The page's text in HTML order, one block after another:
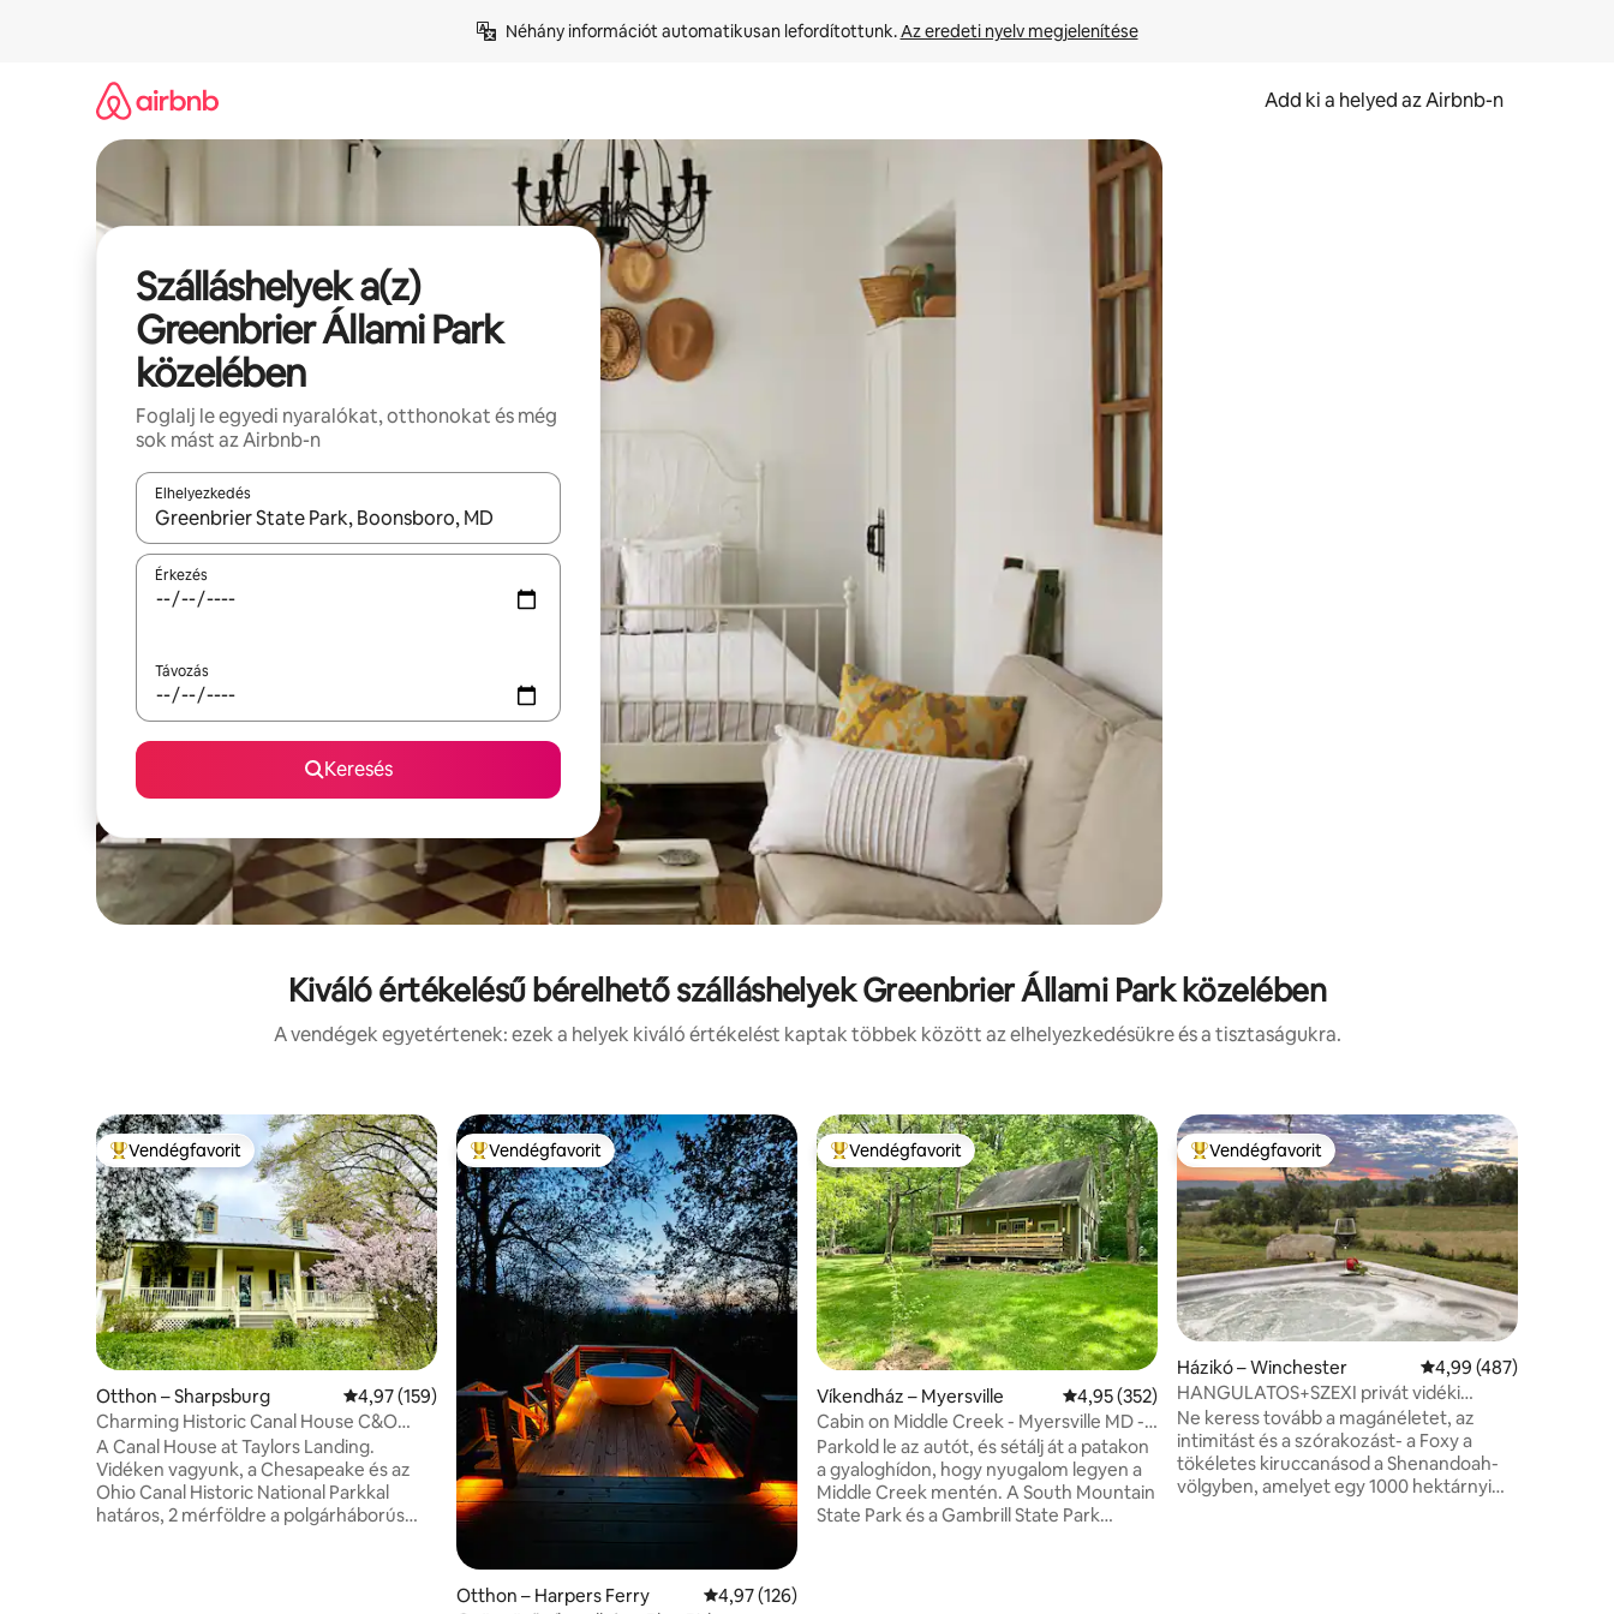
Néhány információt automatikusan lefordítottunk. Az eredeti nyelv megjelenítése
Add ki a helyed az Airbnb-n
Szálláshelyek a(z)
Greenbrier Állami Park
közelében
Foglalj le egyedi nyaralókat, otthonokat és még
sok mást az Airbnb-n
Elhelyezkedés
Az eredmények között a felfelé és a lefelé nyíllal navigálhatsz, illetve érintő és lapozó mozdulatokkal is felfedezheted őket.
Érkezés
Távozás
Keresés
Kiváló értékelésű bérelhető szálláshelyek Greenbrier Állami Park közelében
A vendégek egyetértenek: ezek a helyek kiváló értékelést kaptak többek között az elhelyezkedésükre és a tisztaságukra.
Kiemelt vendégfavorit
Vendégfavorit
Otthon – Sharpsburg Átlagos értékelés: 5/4,97, 159 vélemény
4,97 (159)
Charming Historic Canal House C&O
Potomac Antietam
A Canal House at Taylors Landing.
Vidéken vagyunk, a Chesapeake és az
Ohio Canal Historic National Parkkal
határos, 2 mérföldre a polgárháborús
Kiemelt vendégfavorit
Vendégfavorit
Otthon – Harpers Ferry Átlagos értékelés: 5/4,97, 126 vélemény
4,97 (126)
Kiemelt vendégfavorit
Vendégfavorit
Víkendház – Myersville Átlagos értékelés: 5/4,95, 352 vélemény
4,95 (352)
Cabin on Middle Creek - Myersville MD -
Middletown
Parkold le az autót, és sétálj át a patakon
a gyaloghídon, hogy nyugalom legyen a
Middle Creek mentén. A South Mountain
State Park és a Gambrill State Park
Kiemelt vendégfavorit
Vendégfavorit
Házikó – Winchester Átlagos értékelés: 5/
4,99 (487)
HANGULATOS+SZEXI privát vidéki
kiruccanás! PEZSGŐFÜRDŐ és kilátás~
Ne keress tovább a magánéletet, az
intimitást és a szórakozást- a Foxy a
tökéletes kiruccanásod a Shenandoah-
völgyben, amelyet egy 1000 hektárnyi